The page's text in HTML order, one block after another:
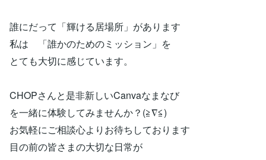
誰にだって「輝ける居場所」があります
私は 「誰かのためのミッション」を
とても大切に感じています。
CHOPさんと是非新しいCanvaなまなび
を一緒に体験してみませんか？(≧∇≦)
お気軽にご相談心よりお待ちしております
目の前の皆さまの大切な日常が